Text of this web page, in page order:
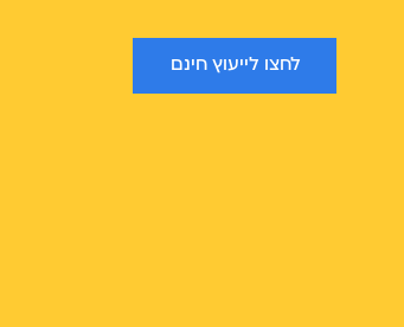
לחצו לייעוץ חינם